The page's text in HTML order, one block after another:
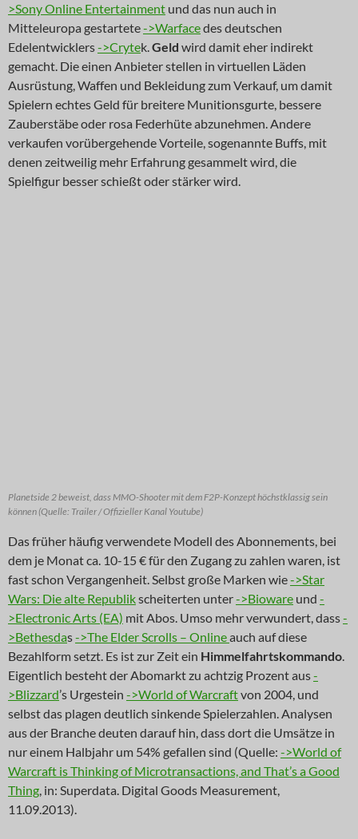
>Sony Online Entertainment und das nun auch in
Mitteleuropa gestartete->Warfacedes deutschen
Edelentwicklers->Crytek.Geld wird damit eher indirekt
gemacht. Die einen Anbieter stellen in virtuellen Läden
Ausrüstung, Waffen und Bekleidung zum Verkauf, um damit
Spielern echtes Geld für breitere Munitionsgurte, bessere
Zauberstäbe oder rosa Federhüte abzunehmen. Andere
verkaufen vorübergehende Vorteile, sogenannte Buffs, mit
denen zeitweilig mehr Erfahrung gesammelt wird, die
Spielfigur besser schießt oder stärker wird.
Planetside 2 beweist, dass MMO-Shooter mit dem F2P-Konzept höchstklassig sein
können (Quelle: Trailer / Offizieller Kanal Youtube)
Das früher häufig verwendete Modell des Abonnements, bei
dem je Monat ca. 10-15 € für den Zugang zu zahlen waren, ist
fast schon Vergangenheit. Selbst große Marken wie->Star
Wars: Die alte Republikscheiterten unter->Bioware und -
>Electronic Arts (EA) mit Abos. Umso mehr verwundert, dass-
>Bethesdas->The Elder Scrolls – Onlineauch auf diese
Bezahlform setzt. Es ist zur Zeit ein Himmelfahrtskommando.
Eigentlich besteht der Abomarkt zu achtzig Prozent aus-
>Blizzard’s Urgestein ->World of Warcraftvon 2004, und
selbst das plagen deutlich sinkende Spielerzahlen. Analysen
aus der Branche deuten darauf hin, dass dort die Umsätze in
nur einem Halbjahr um 54% gefallen sind (Quelle: ->World of
Warcraft is Thinking of Microtransactions, and That’s a Good
Thing, in: Superdata. Digital Goods Measurement,
11.09.2013).